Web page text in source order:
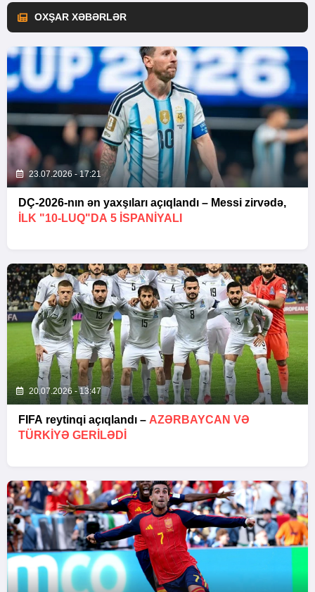
OXŞAR XƏBƏRLƏR
23.07.2026 - 17:21
DÇ-2026-nın ən yaxşıları açıqlandı – Messi zirvədə,
ILK "10-LUQ"DA 5 ISPANIYALI
20.07.2026 - 13:47
FIFA reytinqi açıqlandı – AZƏRBAYCAN VƏ
TÜRKIYƏ GERILƏDI